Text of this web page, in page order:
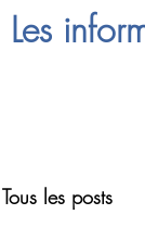
Les
Tous les posts